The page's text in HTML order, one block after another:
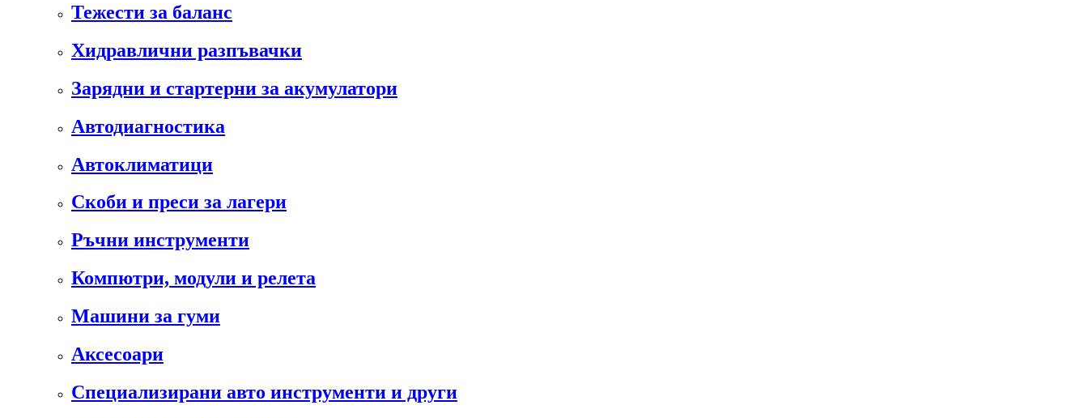
Тежести за баланс
Хидравлични разпъвачки
Зарядни и стартерни за акумулатори
Автодиагностика
Автоклиматици
Скоби и преси за лагери
Ръчни инструменти
Компютри, модули и релета
Машини за гуми
Аксесоари
Специализирани авто инструменти и други